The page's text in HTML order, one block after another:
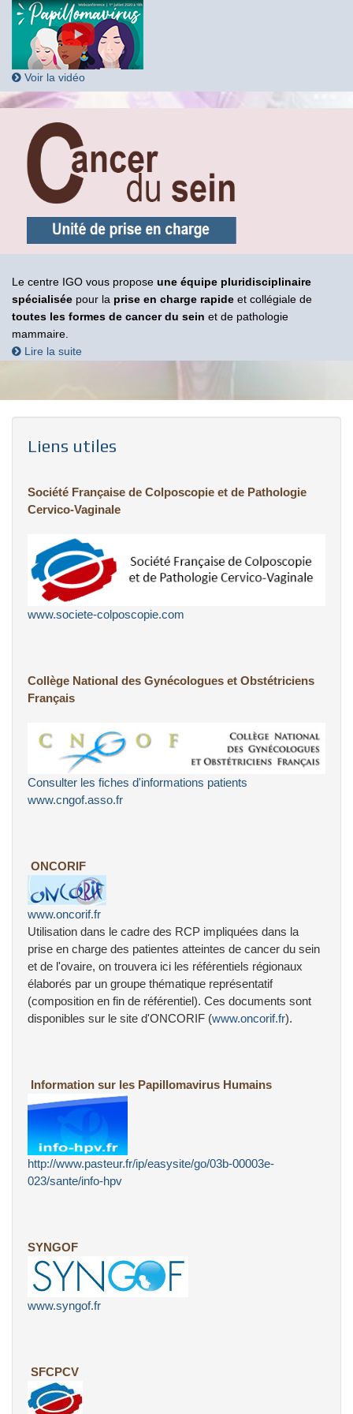
Voir la vidéo
Le centre IGO vous propose une équipe pluridisciplinaire
spécialisée pour la prise en charge rapide et collégiale de
toutes les formes de cancer du sein et de pathologie
mammaire.
Lire la suite
Liens utiles
Société Française de Colposcopie et de Pathologie
Cervico-Vaginale
www.societe-colposcopie.com
Collège National des Gynécologues et Obstétriciens
Français
Consulter les fiches d'informations patients
www.cngof.asso.fr
ONCORIF
www.oncorif.fr
Utilisation dans le cadre des RCP impliquées dans la
prise en charge des patientes atteintes de cancer du sein
et de l'ovaire, on trouvera ici les référentiels régionaux
élaborés par un groupe thématique représentatif
(composition en fin de référentiel). Ces documents sont
disponibles sur le site d'ONCORIF (www.oncorif.fr).
Information sur les Papillomavirus Humains
http://www.pasteur.fr/ip/easysite/go/03b-00003e-
023/sante/info-hpv
SYNGOF
www.syngof.fr
SFCPCV